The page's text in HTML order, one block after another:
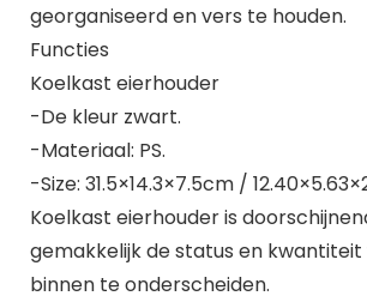
georganiseerd en vers te houden.
Functies
Koelkast eierhouder
-De kleur zwart.
-Materiaal: PS.
-Size: 31.5×14.3×7.5cm /
Koelkast eierhouder is
gemakkelijk de status en
binnen te onderscheiden.